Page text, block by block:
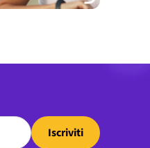
Iscriviti